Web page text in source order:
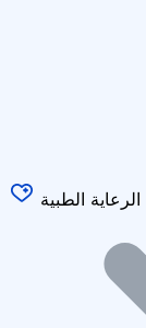
الرعاية الطبية